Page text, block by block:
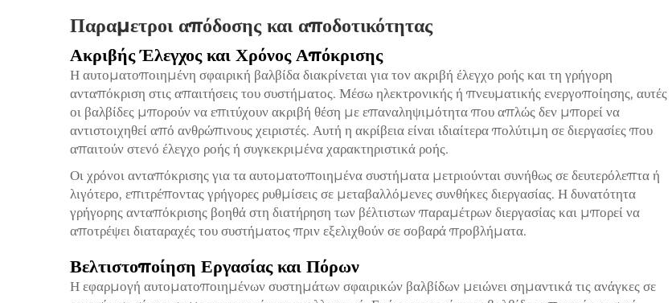
Παραμετροι απόδοσης και αποδοτικότητας
Ακριβής Έλεγχος και Χρόνος Απόκρισης
Η αυτοματοποιημένη σφαιρική βαλβίδα διακρίνεται για τον ακριβή έλεγχο ροής και τη γρήγορη
ανταπόκριση στις απαιτήσεις του συστήματος. Μέσω ηλεκτρονικής ή πνευματικής ενεργοποίησης, αυτές
οι βαλβίδες μπορούν να επιτύχουν ακριβή θέση με επαναληψιμότητα που απλώς δεν μπορεί να
αντιστοιχηθεί από ανθρώπινους χειριστές. Αυτή η ακρίβεια είναι ιδιαίτερα πολύτιμη σε διεργασίες που
απαιτούν στενό έλεγχο ροής ή συγκεκριμένα χαρακτηριστικά ροής.
Οι χρόνοι ανταπόκρισης για τα αυτοματοποιημένα συστήματα μετριούνται συνήθως σε δευτερόλεπτα ή
λιγότερο, επιτρέποντας γρήγορες ρυθμίσεις σε μεταβαλλόμενες συνθήκες διεργασίας. Η δυνατότητα
γρήγορης ανταπόκρισης βοηθά στη διατήρηση των βέλτιστων παραμέτρων διεργασίας και μπορεί να
αποτρέψει διαταραχές του συστήματος πριν εξελιχθούν σε σοβαρά προβλήματα.
Βελτιστοποίηση Εργασίας και Πόρων
Η εφαρμογή αυτοματοποιημένων συστημάτων σφαιρικών βαλβίδων μειώνει σημαντικά τις ανάγκες σε